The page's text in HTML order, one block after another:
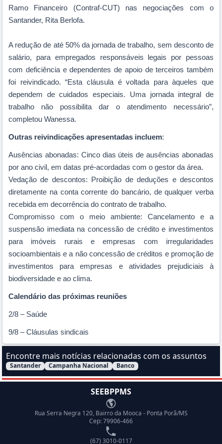
Ramo Financeiro (Contraf-CUT) nas negociações com o
Santander, Rita Berlofa.
A redução de até 50% da jornada de trabalho, sem desconto de
salário, para empregados responsáveis legais por pessoas
com deficiência e dependentes de apoio de terceiros também
foi reivindicado. “Esta cláusula é voltada para àqueles que
dependem de cuidados especiais. Uma jornada integral de
trabalho não possibilita dar o atendimento necessário”,
completou Wanessa.
Outras reivindicações apresentadas incluem:
Ausências abonadas: Cinco dias úteis de ausências abonadas
por ano civil, em datas pré-acordadas com o gestor da área.
Vedação de descontos: Proibição de deduções e descontos
diretamente na conta corrente do bancário, de qualquer verba
recebida em decorrência do contrato de trabalho.
Compromisso com o meio ambiente: Cancelamento e a
suspensão imediata na concessão de crédito e investimentos
para imóveis rurais e empresas com irregularidades
socioambientais e a não concessão de créditos e promoção de
investimentos para empresas e atividades prejudiciais à
biodiversidade e ao clima.
Calendário das próximas reuniões
2/8 – Saúde
9/8 – Cláusulas sindicais
Encontre mais notícias relacionadas com os assuntos
Filtrar Notícias pelo assunto:
Santander Campanha Nacional Banco
SEEBPPMS
Endereço
Rua Serra Negra 120, Bairro da Mooca - Ponta Porã/MS
Cep: 79906-466
Telefone
(67) 3010-0117